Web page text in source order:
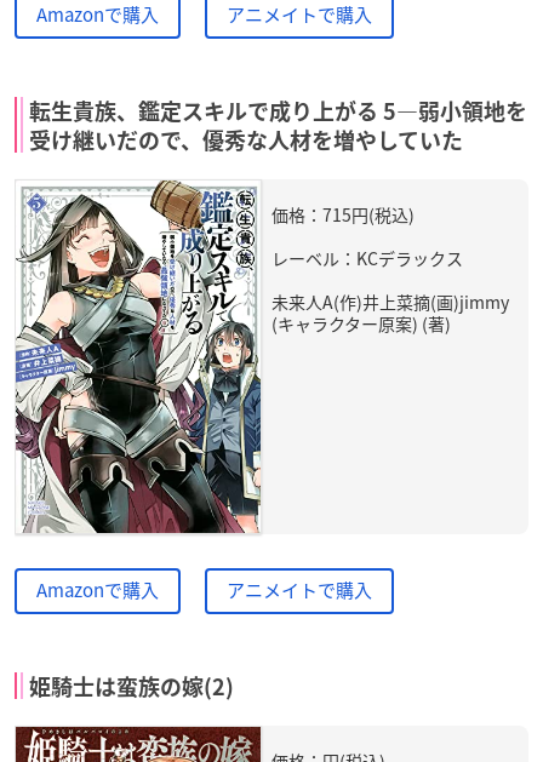
Amazonで購入 アニメイトで購入
転生貴族、鑑定スキルで成り上がる 5―弱小領地を
受け継いだので、優秀な人材を増やしていた
価格：715円(税込)
レーベル：KCデラックス
未来人A(作)井上菜摘(画)jimmy
(キャラクター原案) (著)
Amazonで購入 アニメイトで購入
姫騎士は蛮族の嫁(2)